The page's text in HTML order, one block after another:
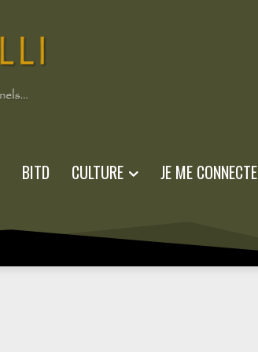
BITD CULTURE JE ME CONNECTE